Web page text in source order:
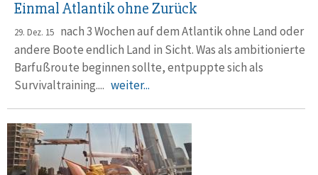
Einmal Atlantik ohne Zurück
29. Dez. 15 nach 3 Wochen auf dem Atlantik ohne Land oder
andere Boote endlich Land in Sicht. Was als ambitionierte
Barfußroute beginnen sollte, entpuppte sich als
Survivaltraining.... weiter...